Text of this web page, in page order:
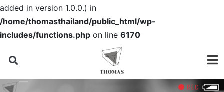
added in version 1.0.0.) in
/home/thomasthailand/public_html/wp-
includes/functions.php on line 6170